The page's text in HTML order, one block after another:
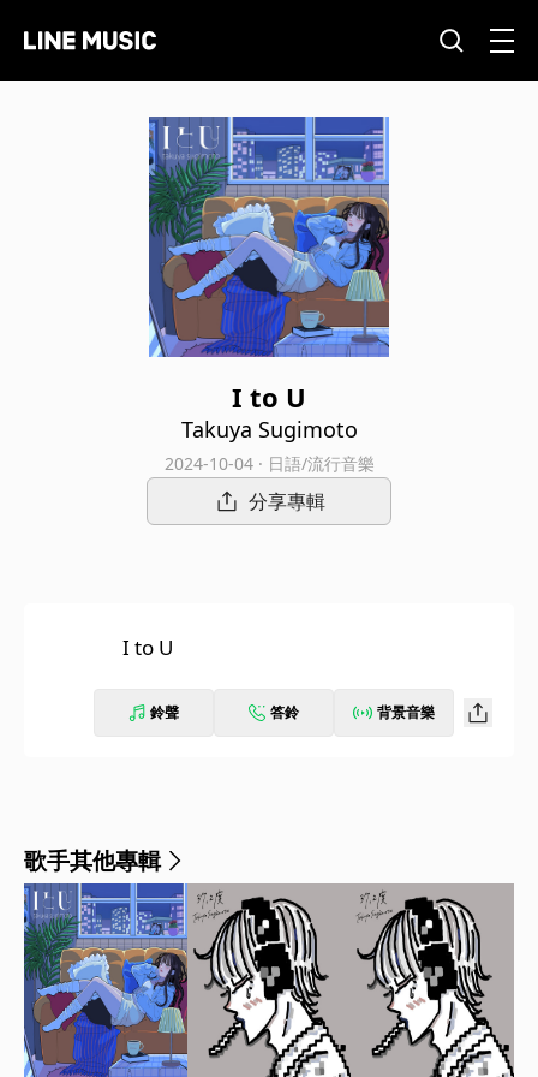
I to U
Takuya Sugimoto
2024-10-04 · 日語/流行音樂
分享專輯
I to U
鈴聲 答鈴 背景音樂
歌手其他專輯